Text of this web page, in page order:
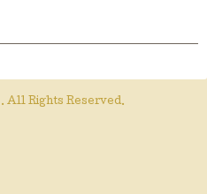
. All Rights Reserved.